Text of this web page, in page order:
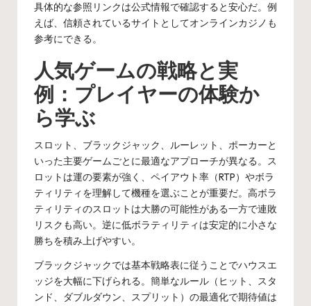
具体的な参照リンクは公式情報で確認すると安心だ。例
えば、信頼されているサイトとしてオンラインカジノ も
参考にできる。
人気ゲームの戦略と実
例：プレイヤーの体験か
ら学ぶ
スロット、ブラックジャック、ルーレット、ポーカーと
いった主要ゲームごとに最適なアプローチが異なる。ス
ロットは運の要素が強く、ペイアウト率（RTP）やボラ
ティリティを理解して機種を選ぶことが重要だ。高ボラ
ティリティのスロットは大勝の可能性がある一方で連敗
リスクも高い。逆に低ボラティリティは安定的に小さな
勝ちを積み上げやすい。
ブラックジャックでは基本戦略表に従うことでハウスエ
ッジを大幅に下げられる。簡単なルール（ヒット、スタ
ンド、ダブルダウン、スプリット）の最適化で期待値は